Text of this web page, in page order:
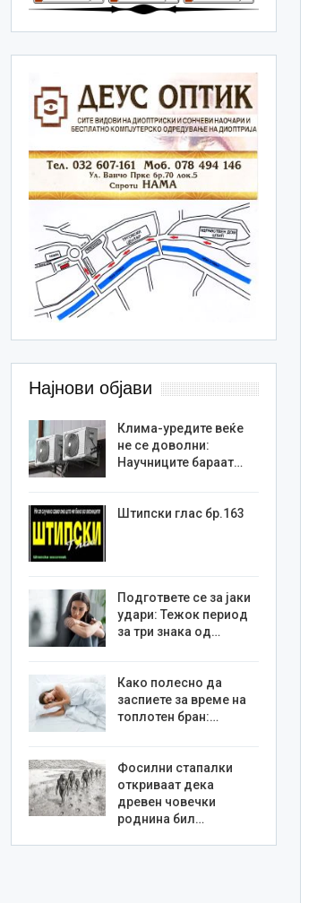
Најнови објави
Клима-уредите веќе
не се доволни:
Научниците бараат…
Штипски глас бр.163
Подгответе се за јаки
удари: Тежок период
за три знака од…
Како полесно да
заспиете за време на
топлотен бран:…
Фосилни стапалки
откриваат дека
древен човечки
роднина бил…